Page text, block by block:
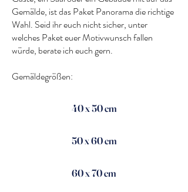
Gemälde, ist das Paket Panorama die richtige
Wahl. Seid ihr euch nicht sicher, unter
welches Paket euer Motivwunsch fallen
würde, berate ich euch gern.
Gemäldegrößen:
40 x 50 cm
50 x 60 cm
60 x 70 cm